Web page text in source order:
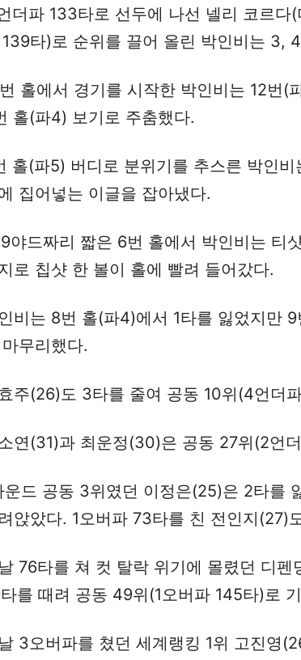
더파 133타로 선두에 나선 넬리 코르
타)로 순위를 끌어 올린 박인비는 3,
홀에서 경기를 시작한 박인비는 12번(
홀(파4) 보기로 주춤했다.
홀(파5) 버디로 분위기를 추스른 박인
집어넣는 이글을 잡아냈다.
야드짜리 짧은 6번 홀에서 박인비는 티
로 칩샷 한 볼이 홀에 빨려 들어갔다.
비는 8번 홀(파4)에서 1타를 잃었지만
무리했다.
주(26)도 3타를 줄여 공동 10위(4언더
연(31)과 최운정(30)은 공동 27위(2언
운드 공동 3위였던 이정은(25)은 2타를
앉았다. 1오버파 73타를 친 전인지(27)
76타를 쳐 컷 탈락 위기에 몰렸던 디
를 때려 공동 49위(1오버파 145타)로
3오버파를 쳤던 세계랭킹 1위 고진영